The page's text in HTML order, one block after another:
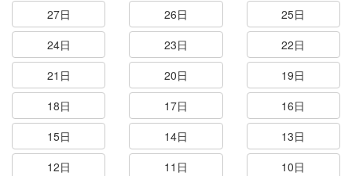
27日
26日
25日
24日
23日
22日
21日
20日
19日
18日
17日
16日
15日
14日
13日
12日
11日
10日